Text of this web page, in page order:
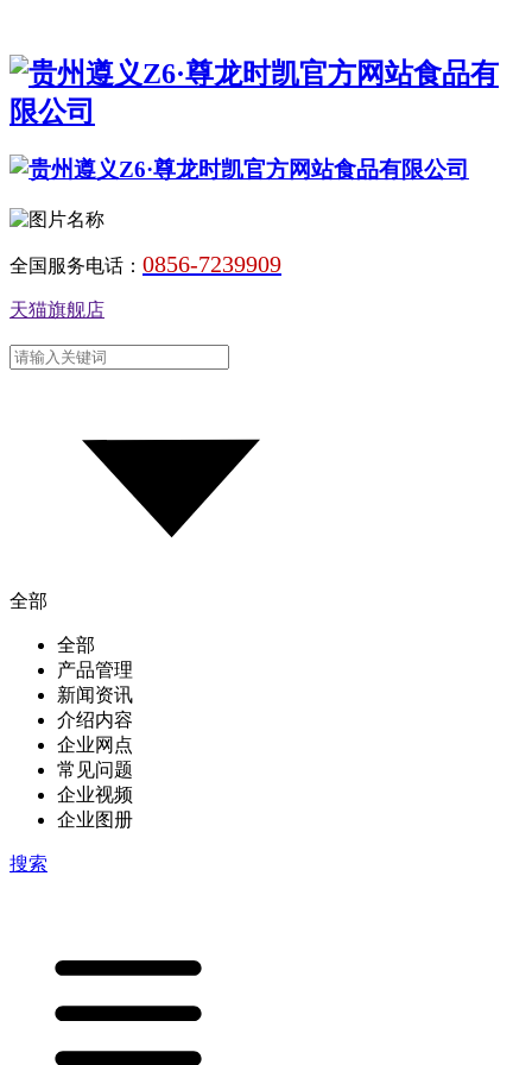
全国服务电话： 0856-7239909
天猫旗舰店
全部
全部
产品管理
新闻资讯
介绍内容
企业网点
常见问题
企业视频
企业图册
搜索